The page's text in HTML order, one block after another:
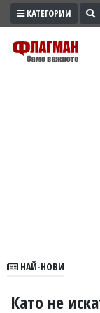
ПРОМО
ЗОНА
В
КАТЕГОРИИ
НАЙ-НОВИ
Като не